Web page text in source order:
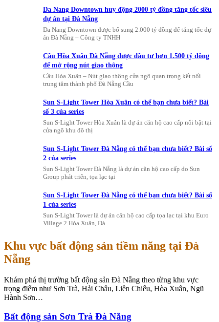
Da Nang Downtown huy động 2000 tỷ đồng tăng tốc siêu
dự án tại Đà Nẵng
Da Nang Downtown được bổ sung 2.000 tỷ đồng để tăng tốc dự
án Đà Nẵng – Công ty TNHH
Cầu Hòa Xuân Đà Nẵng được đầu tư hơn 1.500 tỷ đồng
để mở rộng nút giao thông
Cầu Hòa Xuân – Nút giao thông cửa ngõ quan trọng kết nối
trung tâm thành phố Đà Nẵng Cầu
Sun S-Light Tower Hòa Xuân có thể bạn chưa biết? Bài
số 3 của series
Sun S-Light Tower Hòa Xuân là dự án căn hộ cao cấp nổi bật tại
cửa ngõ khu đô thị
Sun S-Light Tower Đà Nẵng có thể bạn chưa biết? Bài số
2 của series
Sun S-Light Tower Đà Nẵng là dự án căn hộ cao cấp do Sun
Group phát triển, tọa lạc tại
Sun S-Light Tower Đà Nẵng có thể bạn chưa biết? Bài số
1 của series
Sun S-Light Tower là dự án căn hộ cao cấp tọa lạc tại khu Euro
Village 2 Hòa Xuân, Đà
Khu vực bất động sản tiềm năng tại Đà
Nẵng
Khám phá thị trường bất động sản Đà Nẵng theo từng khu vực
trọng điểm như Sơn Trà, Hải Châu, Liên Chiểu, Hòa Xuân, Ngũ
Hành Sơn…
Bất động sản Sơn Trà Đà Nẵng